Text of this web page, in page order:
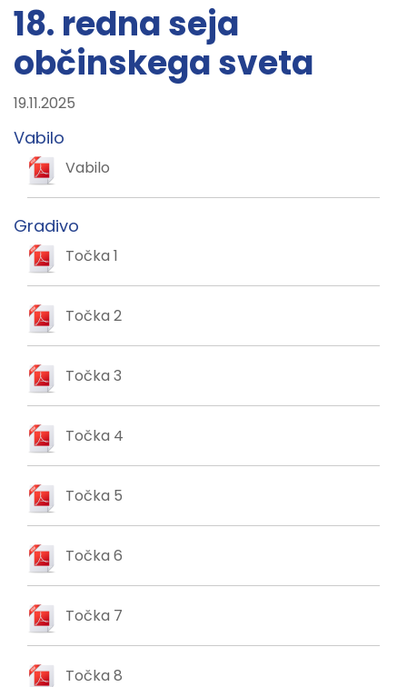
18. redna seja
občinskega sveta
19.11.2025
Vabilo
Vabilo
Gradivo
Točka 1
Točka 2
Točka 3
Točka 4
Točka 5
Točka 6
Točka 7
Točka 8